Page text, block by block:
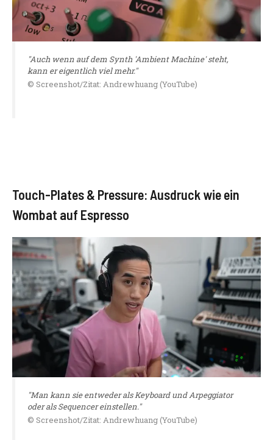
"Auch wenn auf dem Synth 'Ambient Machine' steht,
kann er eigentlich viel mehr."
© Screenshot/Zitat: Andrewhuang (YouTube)
Touch-Plates & Pressure: Ausdruck wie ein
Wombat auf Espresso
"Man kann sie entweder als Keyboard und Arpeggiator
oder als Sequencer einstellen."
© Screenshot/Zitat: Andrewhuang (YouTube)